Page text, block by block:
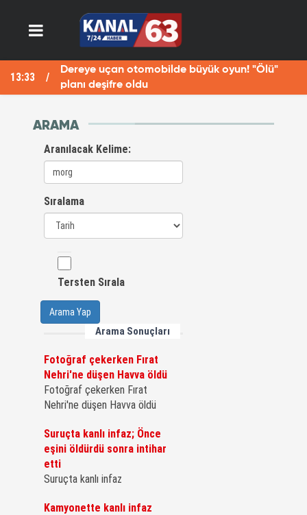
13:29
Fotoğraf çekerken Fırat Nehri'ne düşen Havva
öldü
ARAMA
Aranılacak Kelime:
Sıralama
Tersten Sırala
Arama Yap
Arama Sonuçları
Fotoğraf çekerken Fırat
Nehri'ne düşen Havva öldü
Fotoğraf çekerken Fırat
Nehri'ne düşen Havva öldü
Suruçta kanlı infaz; Önce
eşini öldürdü sonra intihar
etti
Suruçta kanlı infaz
Kamyonette kanlı infaz